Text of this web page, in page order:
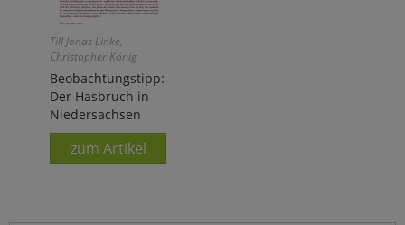
Till Jonas Linke,
Christopher König
Beobachtungstipp:
Der Hasbruch in
Niedersachsen
zum Artikel